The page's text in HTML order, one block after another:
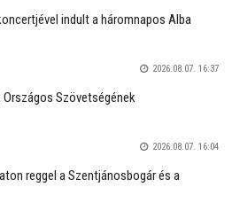
indult a háromnapos Alba
2026.08.07. 16:37
Szövetségének
2026.08.07. 16:04
reggel a Szentjánosbogár és a